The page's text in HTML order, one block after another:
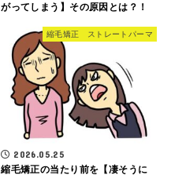
がってしまう】その原因とは？！
縮毛矯正 ストレートパーマ
2026.05.25
縮毛矯正の当たり前を【凄そうに